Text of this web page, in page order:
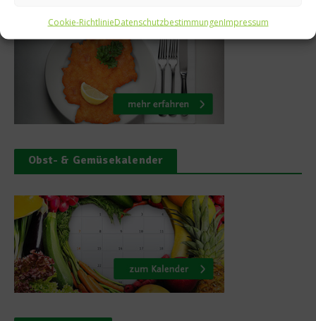
Cookie-RichtlinieDatenschutzbestimmungenImpressum
Obst- & Gemüsekalender